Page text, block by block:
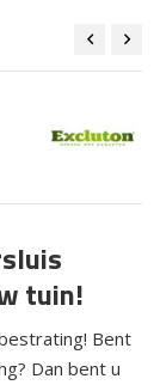
tuin!
Bent
Dan bent u